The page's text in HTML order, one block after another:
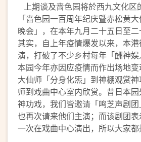
上期谈及啬色园将於西九文化区
「啬色园一百周年纪庆暨赤松黄
晚会」，在本年九月二十五日至二
其实，自上年疫情爆发以来，本
演，打破了不少乡村每年「酬神娱
本园今年亦因应疫情而作出场地
大仙师「分身化炁」到神棚观赏
师到戏曲中心室内欣赏。昔日本
神功戏，我们皆邀请「鸣芝声剧
也再次请来他们主演；而该剧团
一次在戏曲中心演出，所以大家都